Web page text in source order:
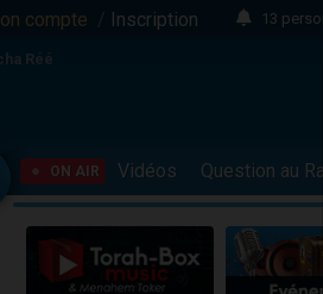
compte / Inscription
13
Il
3
2
3
2
Réé
ON AIR Vidéos Question au Rav